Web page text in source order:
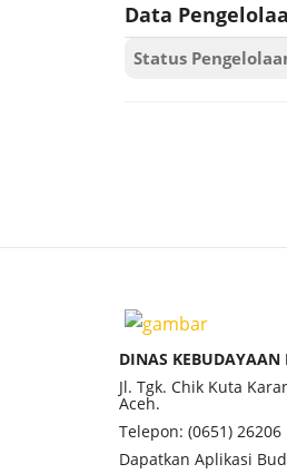
Data
Status
DINAS
Jl. Tgk. Chik Kuta
Aceh.
Telepon: (0651) 26206
Dapatkan Aplikasi